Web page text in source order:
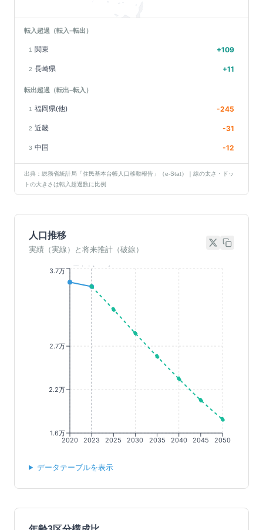
転入超過（転入−転出）
1 関東 +109
2 長崎県 +11
転出超過（転出−転入）
1 福岡県(他) -245
2 近畿 -31
3 中国 -12
出典：総務省統計局「住民基本台帳人口移動報告」（e-Stat）｜線の太さ・ドッ
トの大きさは転入超過数に比例
人口推移
実績（実線）と将来推計（破線）
2020 2023 2025 2030 2035 2040 2045 2050
1.6万
2.2万
2.7万
3.7万
データテーブルを表示